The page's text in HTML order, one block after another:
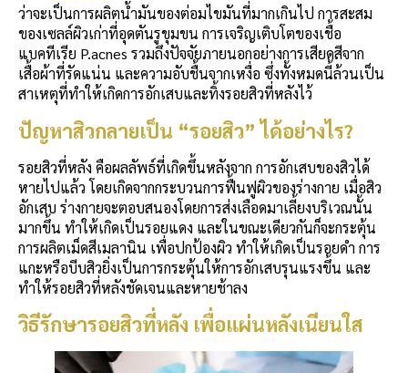
ว่าจะเป็นการผลิตน้ำมันของต่อมไขมันที่มากเกินไป การสะสม
ของเซลล์ผิวเก่าที่อุดตันรูขุมขน การเจริญเติบโตของเชื้อ
แบคทีเรีย P.acnes รวมถึงปัจจัยภายนอกอย่างการเสียดสีจาก
เสื้อผ้าที่รัดแน่น และความอับชื้นจากเหงื่อ ซึ่งทั้งหมดนี้ล้วนเป็น
สาเหตุที่ทำให้เกิดการอักเสบและทิ้งรอยสิวที่หลังไว้
ปัญหาสิวกลายเป็น “รอยสิว” ได้อย่างไร?
รอยสิวที่หลัง คือผลลัพธ์ที่เกิดขึ้นหลังจาก การอักเสบของสิวได้
หายไปแล้ว โดยเกิดจากกระบวนการฟื้นฟูผิวของร่างกาย เมื่อสิว
อักเสบ ร่างกายจะตอบสนองโดยการส่งเลือดมาเลี้ยงบริเวณนั้น
มากขึ้น ทำให้เกิดเป็นรอยแดง และในขณะเดียวกันก็จะกระตุ้น
การผลิตเม็ดสีเมลานิน เพื่อปกป้องผิว ทำให้เกิดเป็นรอยดำ การ
แกะหรือบีบสิวยิ่งเป็นการกระตุ้นให้การอักเสบรุนแรงขึ้น และ
ทำให้รอยสิวที่หลังชัดเจนและหายช้าลง
วิธีรักษารอยสิวที่หลัง เพื่อแผ่นหลังเนียนใส